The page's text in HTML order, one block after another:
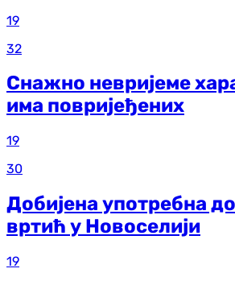
19
32
Снажно невријеме
има повријеђених
19
30
Добијена употребна
вртић у Новоселији
19